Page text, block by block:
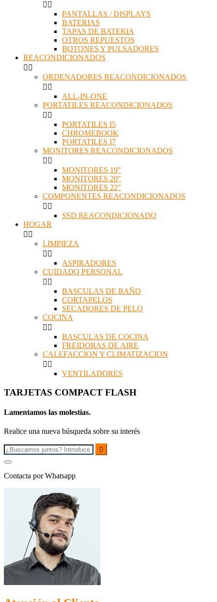
 
PANTALLAS / DISPLAYS
BATERIAS
TAPAS DE BATERIA
OTROS REPUESTOS
BOTONES Y PULSADORES
REACONDICIONADOS
 
ORDENADORES REACONDICIONADOS
 
ALL-IN-ONE
PORTATILES REACONDICIONADOS
 
PORTATILES I5
CHROMEBOOK
PORTATILES I7
MONITORES REACONDICIONADOS
 
MONITORES 19"
MONITORES 20"
MONITORES 22"
COMPONENTES REACONDICIONADOS
 
SSD REACONDICIONADO
HOGAR
 
LIMPIEZA
 
ASPIRADORES
CUIDADO PERSONAL
 
BASCULAS DE BAÑO
CORTAPELOS
SECADORES DE PELO
COCINA
 
BASCULAS DE COCINA
FREIDORAS DE AIRE
CALEFACCION Y CLIMATIZACION
 
VENTILADORES
TARJETAS COMPACT FLASH
Lamentamos las molestias.
Realice una nueva búsqueda sobre su interés

Contacta por Whatsapp